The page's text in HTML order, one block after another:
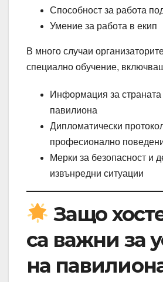
Способност за работа
Умение за работа в екип
В много случаи
специално обучение,
Информация за страната
павилиона
Дипломатически
професионално
Мерки за безопасност и
извънредни ситуации
Защо
са важни за
на